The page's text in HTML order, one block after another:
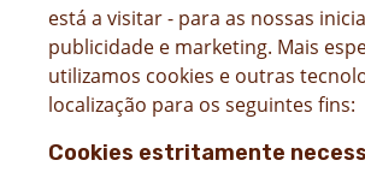
está a visitar - para as nossas
publicidade e marketing. Mais
utilizamos cookies e outras
localização para os seguintes fins:
Cookies estritamente